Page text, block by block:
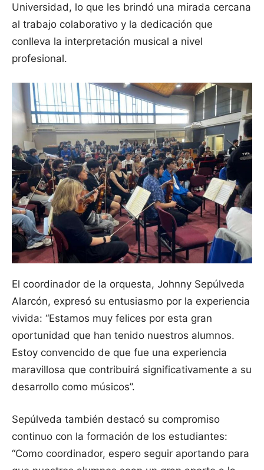
Universidad, lo que les brindó una mirada cercana
al trabajo colaborativo y la dedicación que
conlleva la interpretación musical a nivel
profesional.
El coordinador de la orquesta, Johnny Sepúlveda
Alarcón, expresó su entusiasmo por la experiencia
vivida: “Estamos muy felices por esta gran
oportunidad que han tenido nuestros alumnos.
Estoy convencido de que fue una experiencia
maravillosa que contribuirá significativamente a su
desarrollo como músicos”.
Sepúlveda también destacó su compromiso
continuo con la formación de los estudiantes:
“Como coordinador, espero seguir aportando para